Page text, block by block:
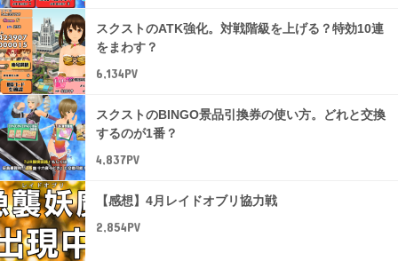
スクストのATK強化。対戦階級を上げる？特効10連
をまわす？
6,134PV
スクストのBINGO景品引換券の使い方。どれと交換
するのが1番？
4,837PV
【感想】4月レイドオブリ協力戦
2,854PV